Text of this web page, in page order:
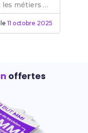
métiers de
11 octobre 2025
offertes